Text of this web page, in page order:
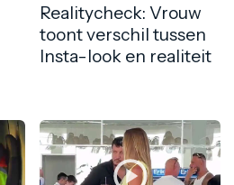
Realitycheck: Vrouw
toont verschil tussen
Insta-look en realiteit